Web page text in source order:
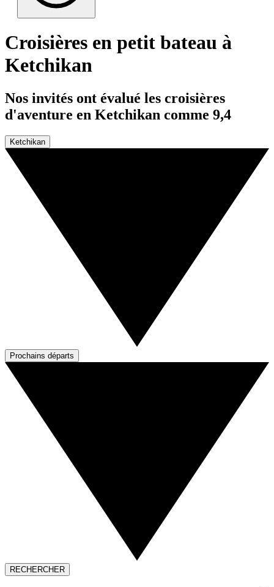
Croisières en petit bateau à
Ketchikan
Nos invités ont évalué les croisières
d'aventure en Ketchikan comme 9,4
Ketchikan
Prochains départs
RECHERCHER